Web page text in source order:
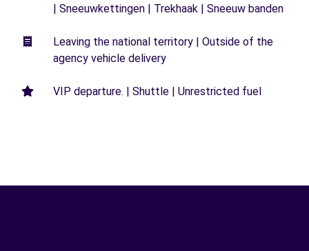
| Sneeuwkettingen | Trekhaak | Sneeuw banden
Leaving the national territory | Outside of the
agency vehicle delivery
VIP departure. | Shuttle | Unrestricted fuel